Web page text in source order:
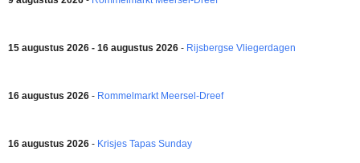
15 augustus 2026 - 16 augustus 2026 - Rijsbergse Vliegerdagen
16 augustus 2026 - Rommelmarkt Meersel-Dreef
16 augustus 2026 - Krisjes Tapas Sunday